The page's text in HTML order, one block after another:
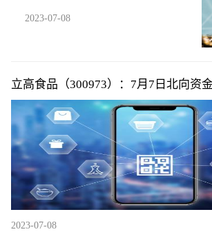
2023-07-08
立高食品（300973）：7月7日北向资
2023-07-08